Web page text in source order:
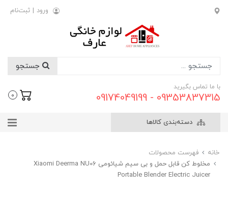
ورود | ثبت‌نام
با ما تماس بگیرید
09353837315 - 09174049199
0
دسته‌بندی کالاها
خانه
فهرست محصولات
مخلوط کن قابل حمل و بی سیم شیائومی Xiaomi Deerma NU06
Portable Blender Electric Juicer